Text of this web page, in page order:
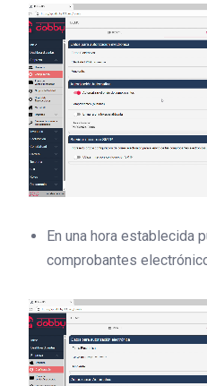
En una hora establecida
comprobantes